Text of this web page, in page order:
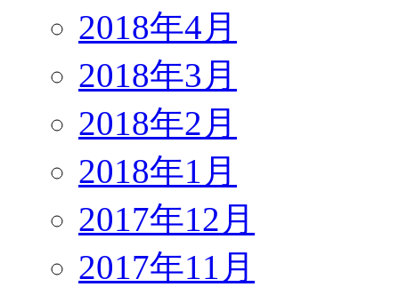
2018年4月
2018年3月
2018年2月
2018年1月
2017年12月
2017年11月